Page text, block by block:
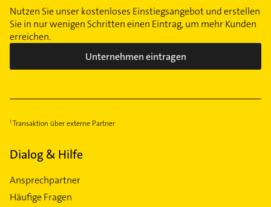
Nutzen Sie unser kostenloses Einstiegsangebot und erstellen
Sie in nur wenigen Schritten einen Eintrag, um mehr Kunden
erreichen.
Unternehmen eintragen
Transaktion über externe Partner
Dialog & Hilfe
Ansprechpartner
Häufige Fragen